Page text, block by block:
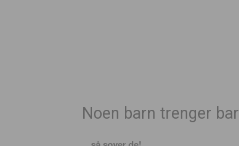
Noen barn trenger